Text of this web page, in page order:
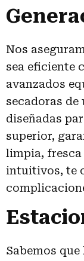
Nos
sea eficiente
avanzados
secadoras
diseñadas
superior,
limpia, fresca
intuitivos, te
Sabemos